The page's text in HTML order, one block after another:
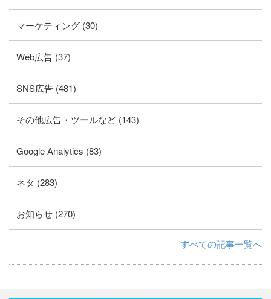
マーケティング (30)
Web広告 (37)
SNS広告 (481)
その他広告・ツールなど (143)
Google Analytics (83)
ネタ (283)
お知らせ (270)
すべての記事一覧へ